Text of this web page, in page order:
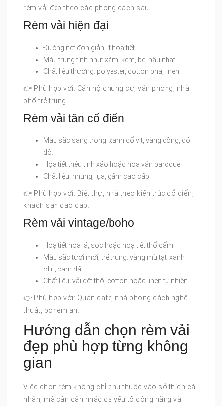
rèm vải đẹp theo các phong cách sau:
Rèm vải hiện đại
Đường nét đơn giản, ít hoạ tiết.
Màu trung tính như: xám, kem, be, nâu nhạt…
Chất liệu thường: polyester, cotton pha, linen.
👉 Phù hợp với: Căn hộ chung cư, văn phòng, nhà
phố trẻ trung.
Rèm vải tân cổ điển
Màu sắc sang trọng: xanh cổ vịt, vàng đồng, đỏ
đô.
Họa tiết thêu tinh xảo hoặc hoa văn baroque.
Chất liệu: nhung, lụa, gấm cao cấp.
👉 Phù hợp với: Biệt thự, nhà theo kiến trúc cổ điển,
khách sạn cao cấp.
Rèm vải vintage/boho
Hoạ tiết hoa lá, sọc hoặc hoạ tiết thổ cẩm.
Màu sắc tươi mới, trẻ trung: vàng mù tạt, xanh
oliu, cam đất.
Chất liệu: vải dệt thô, cotton hoặc linen tự nhiên.
👉 Phù hợp với: Quán cafe, nhà phong cách nghệ
thuật, bohemian.
Hướng dẫn chọn rèm vải
đẹp phù hợp từng không
gian
Việc chọn rèm không chỉ phụ thuộc vào sở thích cá
nhân, mà cần cân nhắc cả yếu tố công năng và